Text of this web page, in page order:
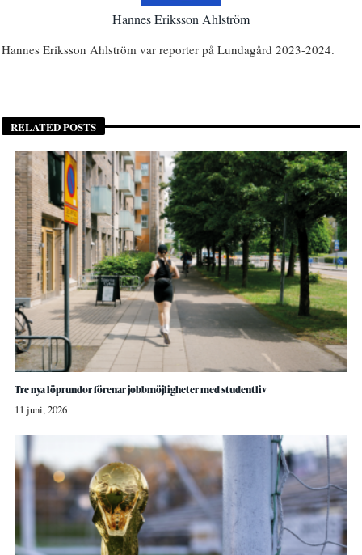
Hannes Eriksson Ahlström
Hannes Eriksson Ahlström var reporter på Lundagård 2023-2024.
RELATED POSTS
Tre nya löprundor förenar jobbmöjligheter med studentliv
11 juni, 2026